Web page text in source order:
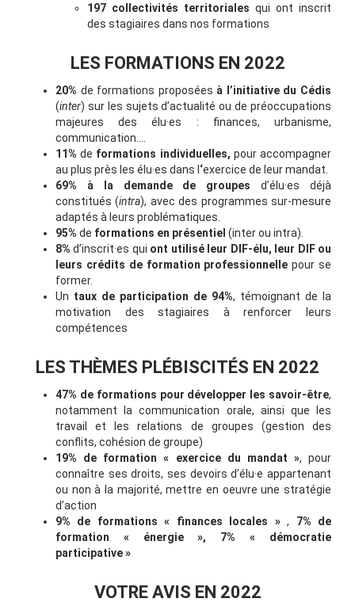
197 collectivités territoriales qui ont inscrit
des stagiaires dans nos formations
LES FORMATIONS EN 2022
20% de formations proposées à l’initiative du Cédis
(inter) sur les sujets d’actualité ou de préoccupations
majeures des élu·es : finances, urbanisme,
communication….
11% de formations individuelles, pour accompagner
au plus près les élu·es dans l ‘exercice de leur mandat.
69% à la demande de groupes d’élu·es déjà
constitués (intra), avec des programmes sur-mesure
adaptés à leurs problématiques.
95% de formations en présentiel (inter ou intra).
8% d’inscrit·es qui ont utilisé leur DIF-élu, leur DIF ou
leurs crédits de formation professionnellepour se
former.
Un taux de participation de 94%, témoignant de la
motivation des stagiaires à renforcer leurs
compétences
LES THÈMES PLÉBISCITÉS EN 2022
47% de formations pour développer les savoir-être,
notamment la communication orale, ainsi que les
travail et les relations de groupes (gestion des
conflits, cohésion de groupe)
19% de formation « exercice du mandat », pour
connaître ses droits, ses devoirs d’élu·e appartenant
ou non à la majorité, mettre en oeuvre une stratégie
d’action
9% de formations « finances locales », 7% de
formation « énergie », 7% « démocratie
participative »
VOTRE AVIS EN 2022